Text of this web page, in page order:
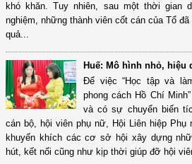
khó khăn. Tuy nhiên, sau một thời gian
nghiệm, những thành viên cốt cán của Tổ
quả...
Huế: Mô hình nhỏ, hiệu
Để việc “Học tập và
phong cách Hồ Chí
và có sự chuyển biến
cán bộ, hội viên phụ nữ, Hội Liên hiệp Phụ
khuyến khích các cơ sở hội xây dựng
hút, kết nối cũng như kịp thời giúp đỡ hội